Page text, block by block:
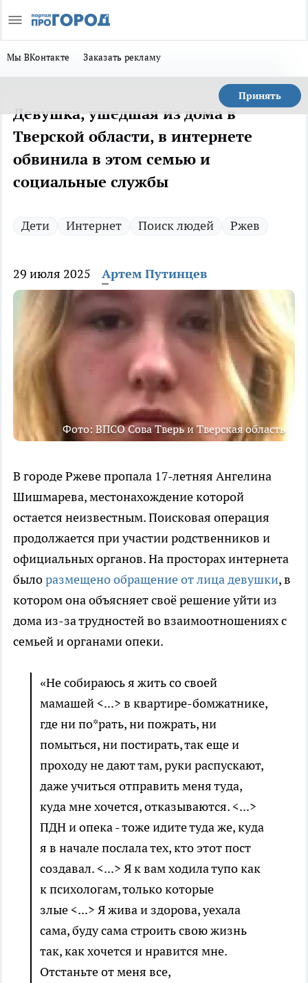
Мы ВКонтакте Заказать рекламу
Принять
Девушка, ушедшая из дома в
Тверской области, в интернете
обвинила в этом семью и
социальные службы
Дети Интернет Поиск людей Ржев
29 июля 2025 Артем Путинцев
Фото: ВПСО Сова Тверь и Тверская область
В городе Ржеве пропала 17-летняя Ангелина
Шишмарева, местонахождение которой
остается неизвестным. Поисковая операция
продолжается при участии родственников и
официальных органов. На просторах интернета
былоразмещено обращение от лица девушки, в
котором она объясняет своё решение уйти из
дома из-за трудностей во взаимоотношениях с
семьей и органами опеки.
«Не собираюсь я жить со своей
мамашей <...> в квартире-бомжатнике,
где ни по*рать, ни пожрать, ни
помыться, ни постирать, так еще и
проходу не дают там, руки распускают,
даже учиться отправить меня туда,
куда мне хочется, отказываются. <...>
ПДН и опека - тоже идите туда же, куда
я в начале послала тех, кто этот пост
создавал. <...> Я к вам ходила тупо как
к психологам, только которые
злые <...> Я жива и здорова, уехала
сама, буду сама строить свою жизнь
так, как хочется и нравится мне.
Отстаньте от меня все,